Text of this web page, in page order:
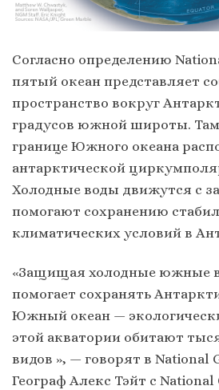
Согласно определению
пятый океан представляет
пространство вокруг
градусов южной широты.
границе Южного океана
антарктической
Холодные воды движутся с
помогают сохранению
климатических условий в
«Защищая холодные южные
помогает сохранять
Южный океан —
этой акватории обитают
видов », — говорят в National
Географ Алекс Тэйт с